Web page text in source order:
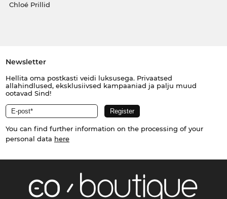
Chloé Prillid
Newsletter
Hellita oma postkasti veidi luksusega. Privaatsed
allahindlused, eksklusiivsed kampaaniad ja palju muud
ootavad Sind!
You can find further information on the processing of your
personal data here